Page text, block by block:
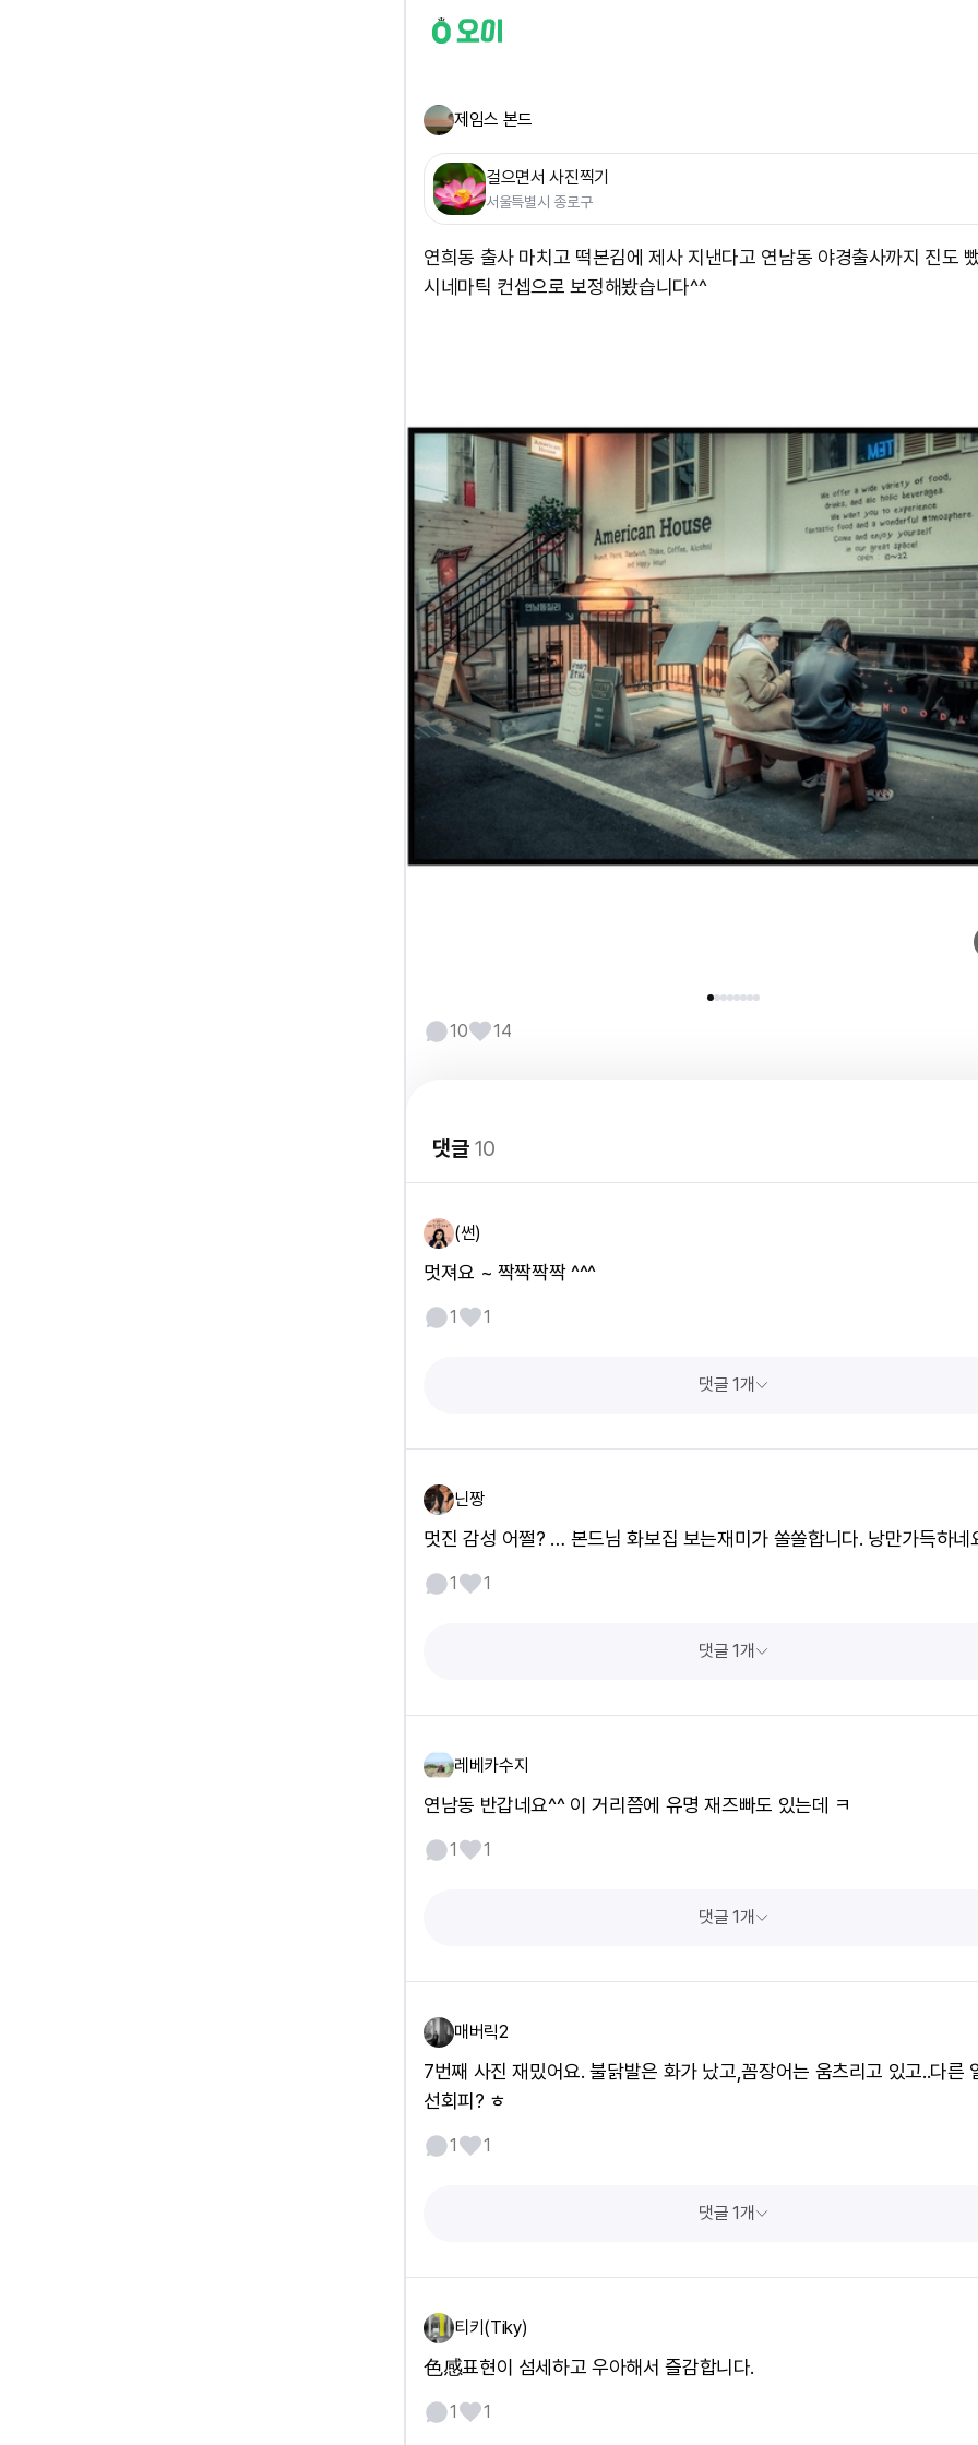
제임스 본드
걸으면서 사진찍기
서울특별시 종로구
연희동 출사 마치고 떡본김에 제사 지낸다고 연남동 야경출사까지 진도
시네마틱 컨셉으로 보정해봤습니다^^
10 14
댓글10
(썬)
멋져요 ~ 짝짝짝짝 ^^^
1 1
댓글 1개
닌짱
멋진 감성 어쩔? … 본드님 화보집 보는재미가 쏠쏠합니다. 낭만가득하네
1 1
댓글 1개
레베카수지
연남동 반갑네요^^ 이 거리쯤에 유명 재즈빠도 있는데 ㅋ
1 1
댓글 1개
매버릭2
7번째 사진 재밌어요. 불닭발은 화가 났고,꼼장어는 움츠리고 있고..다른
선회피? ㅎ
1 1
댓글 1개
티키(Tiky)
色感표현이 섬세하고 우아해서 즐감합니다.
1 1